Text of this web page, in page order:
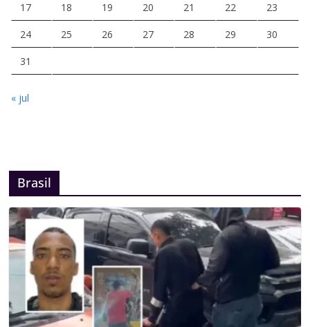
17 18 19 20 21 22 23
24 25 26 27 28 29 30
31
« jul
Brasil